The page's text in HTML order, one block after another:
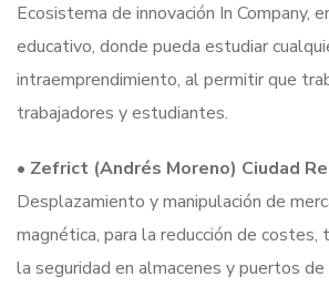
Ecosistema de innovación In Company,
educativo, donde pueda estudiar
intraemprendimiento, al permitir que
trabajadores y estudiantes.
• Zefrict (Andrés Moreno) Ciudad
Desplazamiento y manipulación de
magnética, para la reducción de costes,
la seguridad en almacenes y puertos de